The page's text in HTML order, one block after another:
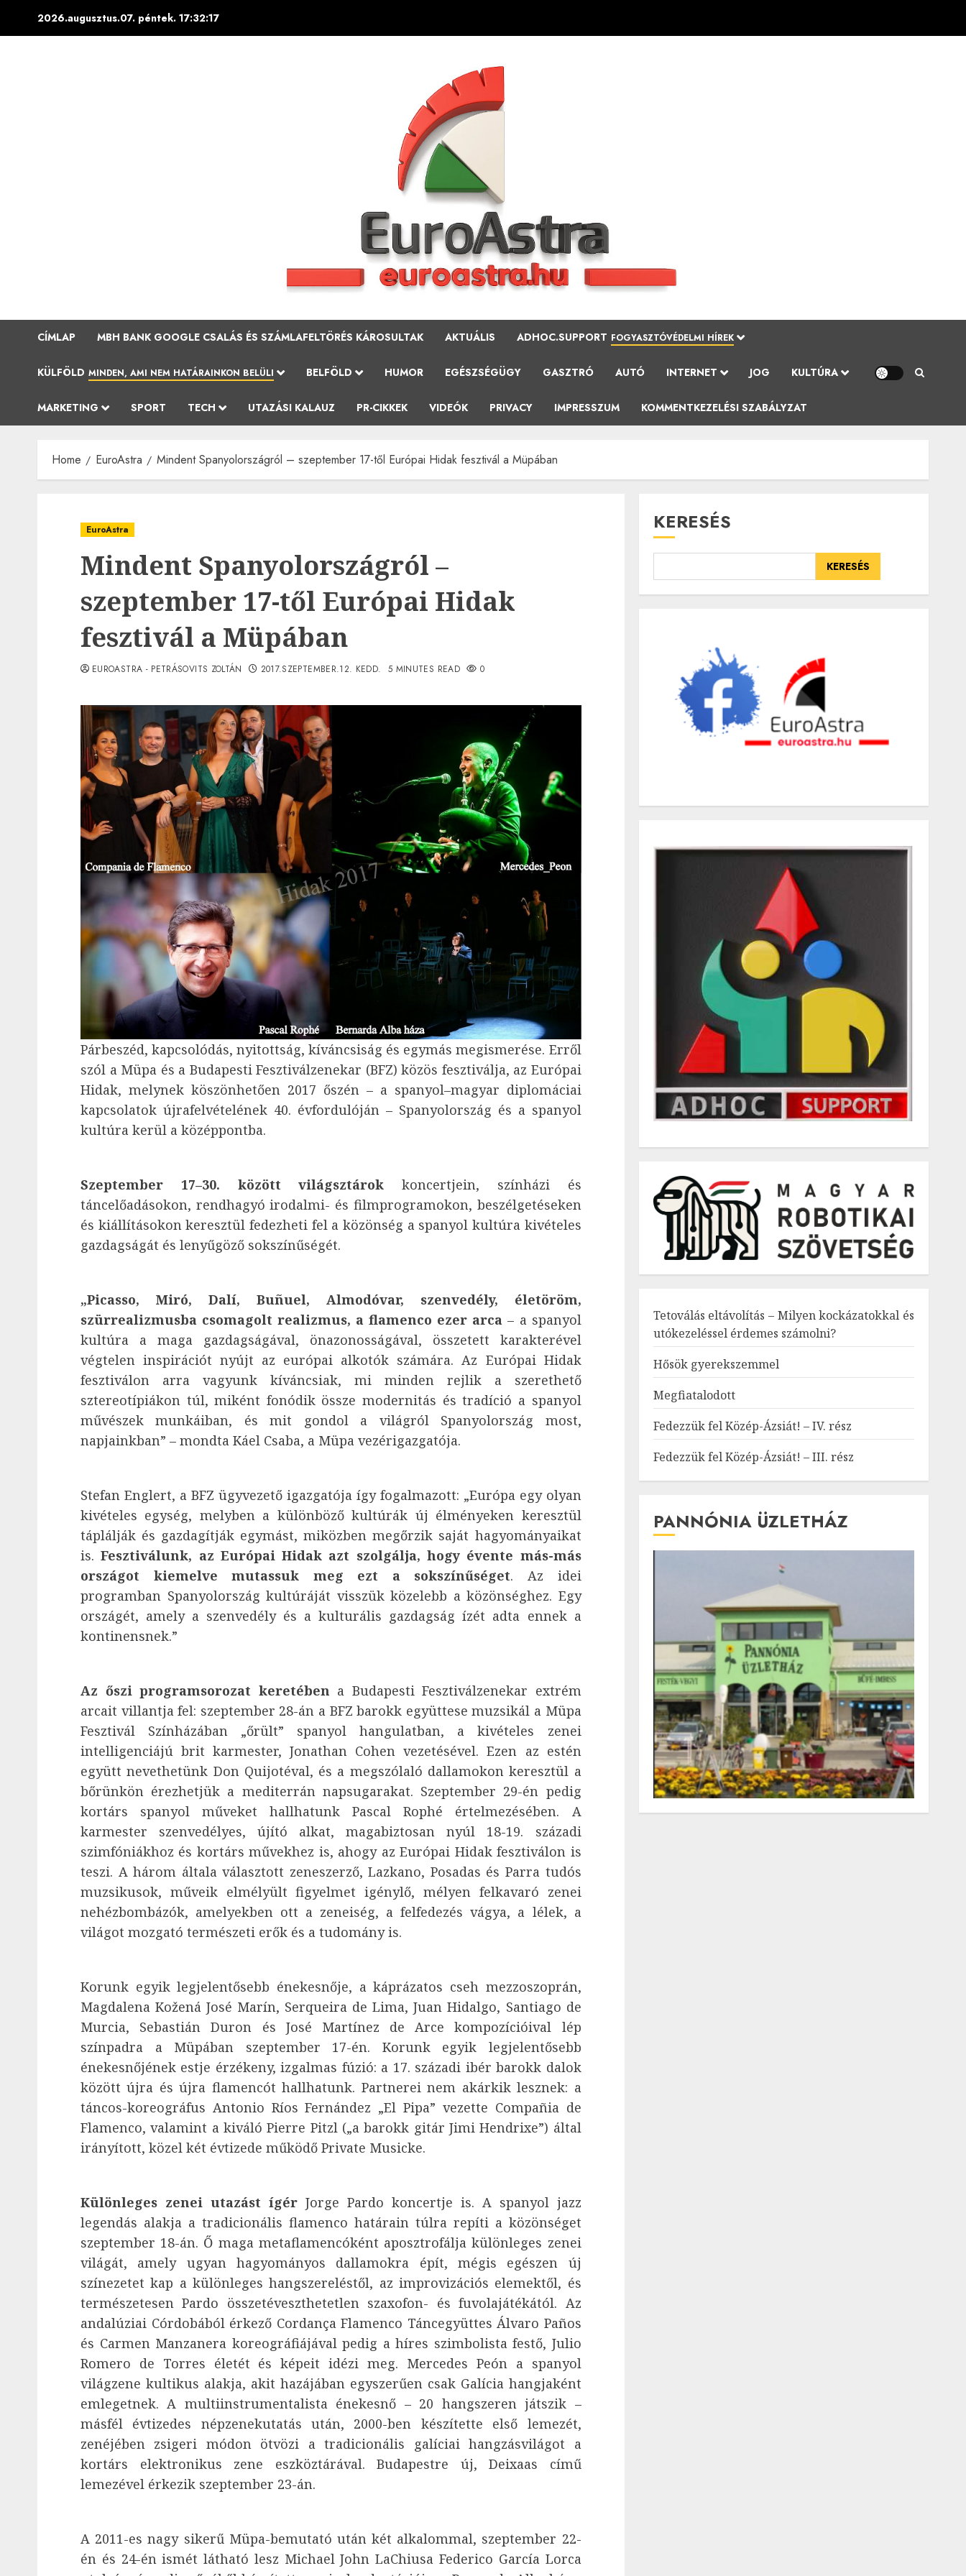
2026.augusztus.07. péntek. 17:32:18
CÍMLAP MBH BANK GOOGLE CSALÁS ÉS SZÁMLAFELTÖRÉS KÁROSULTAK AKTUÁLIS ADHOC.SUPPORT FOGYASZTÓVÉDELMI HÍREK
KÜLFÖLD MINDEN, AMI NEM HATÁRAINKON BELÜLI BELFÖLD HUMOR EGÉSZSÉGÜGY GASZTRÓ AUTÓ INTERNET JOG KULTÚRA
MARKETING SPORT TECH UTAZÁSI KALAUZ PR-CIKKEK VIDEÓK PRIVACY IMPRESSZUM KOMMENTKEZELÉSI SZABÁLYZAT
Home EuroAstra Mindent Spanyolországról – szeptember 17-től Európai Hidak fesztivál a Müpában
EuroAstra
Mindent Spanyolországról –
szeptember 17-től Európai Hidak
fesztivál a Müpában
EUROASTRA - PETRÁSOVITS ZOLTÁN 2017.SZEPTEMBER.12. KEDD. 5 MINUTES READ 0
Párbeszéd, kapcsolódás, nyitottság, kíváncsiság és egymás megismerése. Erről
szól a Müpa és a Budapesti Fesztiválzenekar (BFZ) közös fesztiválja, az Európai
Hidak, melynek köszönhetően 2017 őszén – a spanyol–magyar diplomáciai
kapcsolatok újrafelvételének 40. évfordulóján – Spanyolország és a spanyol
kultúra kerül a középpontba.
Szeptember 17–30. között világsztárok koncertjein, színházi és
táncelőadásokon, rendhagyó irodalmi- és filmprogramokon, beszélgetéseken
és kiállításokon keresztül fedezheti fel a közönség a spanyol kultúra kivételes
gazdagságát és lenyűgöző sokszínűségét.
„Picasso, Miró, Dalí, Buñuel, Almodóvar, szenvedély, életöröm,
szürrealizmusba csomagolt realizmus, a flamenco ezer arca – a spanyol
kultúra a maga gazdagságával, önazonosságával, összetett karakterével
végtelen inspirációt nyújt az európai alkotók számára. Az Európai Hidak
fesztiválon arra vagyunk kíváncsiak, mi minden rejlik a szerethető
sztereotípiákon túl, miként fonódik össze modernitás és tradíció a spanyol
művészek munkáiban, és mit gondol a világról Spanyolország most,
napjainkban” – mondta Káel Csaba, a Müpa vezérigazgatója.
Stefan Englert, a BFZ ügyvezető igazgatója így fogalmazott: „Európa egy olyan
kivételes egység, melyben a különböző kultúrák új élményeken keresztül
táplálják és gazdagítják egymást, miközben megőrzik saját hagyományaikat
is.Fesztiválunk, az Európai Hidak azt szolgálja, hogy évente más-más
országot kiemelve mutassuk meg ezt a sokszínűséget. Az idei
programban Spanyolország kultúráját visszük közelebb a közönséghez. Egy
országét, amely a szenvedély és a kulturális gazdagság ízét adta ennek a
kontinensnek.”
Az őszi programsorozat keretében a Budapesti Fesztiválzenekar extrém
arcait villantja fel: szeptember 28-án a BFZ barokk együttese muzsikál a Müpa
Fesztivál Színházában „őrült” spanyol hangulatban, a kivételes zenei
intelligenciájú brit karmester, Jonathan Cohen vezetésével. Ezen az estén
együtt nevethetünk Don Quijotéval, és a megszólaló dallamokon keresztül a
bőrünkön érezhetjük a mediterrán napsugarakat. Szeptember 29-én pedig
kortárs spanyol műveket hallhatunk Pascal Rophé értelmezésében. A
karmester szenvedélyes, újító alkat, magabiztosan nyúl 18-19. századi
szimfóniákhoz és kortárs művekhez is, ahogy az Európai Hidak fesztiválon is
teszi. A három általa választott zeneszerző, Lazkano, Posadas és Parra tudós
muzsikusok, műveik elmélyült figyelmet igénylő, mélyen felkavaró zenei
nehézbombázók, amelyekben ott a zeneiség, a felfedezés vágya, a lélek, a
világot mozgató természeti erők és a tudomány is.
Korunk egyik legjelentősebb énekesnője, a káprázatos cseh mezzoszoprán,
Magdalena Kožená José Marín, Serqueira de Lima, Juan Hidalgo, Santiago de
Murcia, Sebastián Duron és José Martínez de Arce kompozícióival lép
színpadra a Müpában szeptember 17-én. Korunk egyik legjelentősebb
énekesnőjének estje érzékeny, izgalmas fúzió: a 17. századi ibér barokk dalok
között újra és újra flamencót hallhatunk. Partnerei nem akárkik lesznek: a
táncos-koreográfus Antonio Ríos Fernández „El Pipa” vezette Compañia de
Flamenco, valamint a kiváló Pierre Pitzl („a barokk gitár Jimi Hendrixe”) által
irányított, közel két évtizede működő Private Musicke.
Különleges zenei utazást ígérJorge Pardo koncertje is. A spanyol jazz
legendás alakja a tradicionális flamenco határain túlra repíti a közönséget
szeptember 18-án. Ő maga metaflamencóként aposztrofálja különleges zenei
világát, amely ugyan hagyományos dallamokra épít, mégis egészen új
színezetet kap a különleges hangszereléstől, az improvizációs elemektől, és
természetesen Pardo összetéveszthetetlen szaxofon- és fuvolajátékától. Az
andalúziai Córdobából érkező Cordança Flamenco Táncegyüttes Álvaro Paños
és Carmen Manzanera koreográfiájával pedig a híres szimbolista festő, Julio
Romero de Torres életét és képeit idézi meg. Mercedes Peón a spanyol
világzene kultikus alakja, akit hazájában egyszerűen csak Galícia hangjaként
emlegetnek. A multiinstrumentalista énekesnő – 20 hangszeren játszik –
másfél évtizedes népzenekutatás után, 2000-ben készítette első lemezét,
zenéjében zsigeri módon ötvözi a tradicionális galíciai hangzásvilágot a
kortárs elektronikus zene eszköztárával. Budapestre új, Deixaas című
lemezével érkezik szeptember 23-án.
A 2011-es nagy sikerű Müpa-bemutató után két alkalommal, szeptember 22-
én és 24-én ismét látható lesz Michael John LaChiusa Federico García Lorca
KERESÉS
KERESÉS
Tetoválás eltávolítás – Milyen kockázatokkal és
utókezeléssel érdemes számolni?
Hősök gyerekszemmel
Megfiatalodott
Fedezzük fel Közép-Ázsiát! – IV. rész
Fedezzük fel Közép-Ázsiát! – III. rész
PANNÓNIA ÜZLETHÁZ